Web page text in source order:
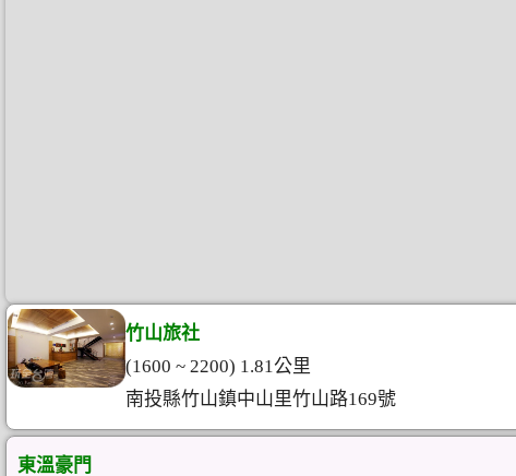
竹山旅社
(1600 ~ 2200) 1.81公里
南投縣竹山鎮中山里竹山路169號
東溫豪門